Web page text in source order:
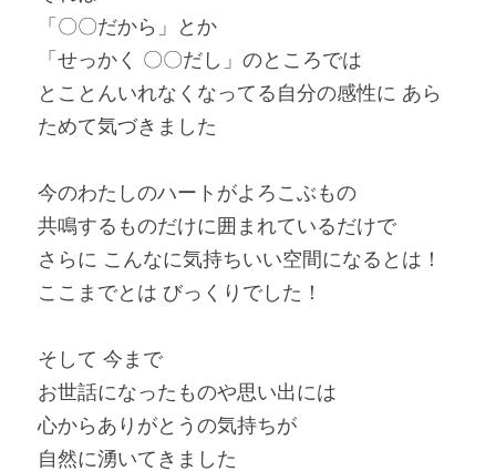
「〇〇だから」とか
「せっかく 〇〇だし」のところでは
とことんいれなくなってる自分の感性に あら
ためて気づきました
今のわたしのハートがよろこぶもの
共鳴するものだけに囲まれているだけで
さらに こんなに気持ちいい空間になるとは！
ここまでとは びっくりでした！
そして 今まで
お世話になったものや思い出には
心からありがとうの気持ちが
自然に湧いてきました